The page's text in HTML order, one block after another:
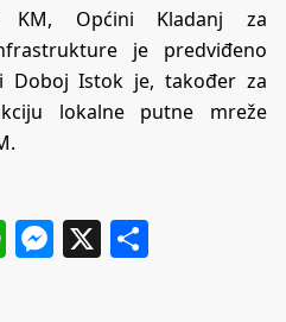
KM, Općini Kladanj za
je predviđeno
Doboj Istok je, također za
lokalne putne mreže
WhatsApp
Messenger
X